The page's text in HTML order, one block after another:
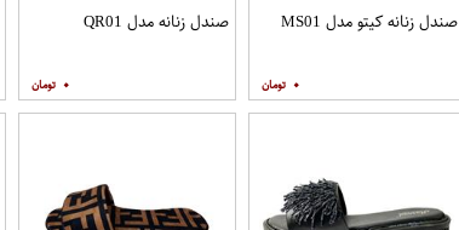
صندل زنانه کیتو مدل MS01
۰
صندل زنانه مدل QR01
۰